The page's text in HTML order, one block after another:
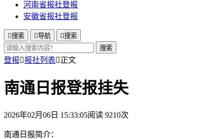
河南省报社登报
安徽省报社登报
搜索 导航 搜索
搜索
登报报社列表正文
南通日报登报挂失
2026年02月06日 15:33:05阅读 9210次
南通日报简介：